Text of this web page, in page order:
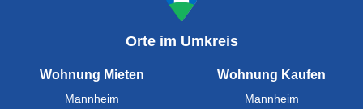
Orte im Umkreis
Wohnung Mieten
Mannheim
Wohnung Kaufen
Mannheim